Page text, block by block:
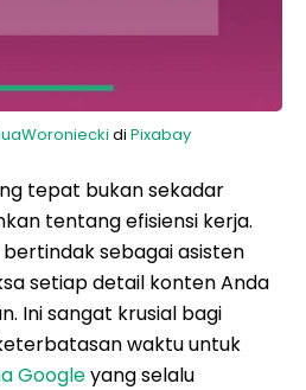
di Pixabay
tepat bukan sekadar
tentang efisiensi kerja.
sebagai asisten
setiap detail konten Anda
Ini sangat krusial bagi
waktu untuk
Googleyang selalu